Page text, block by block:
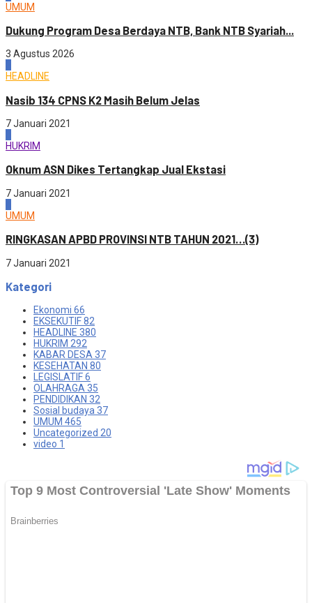
UMUM
Dukung Program Desa Berdaya NTB, Bank NTB Syariah...
3 Agustus 2026
HEADLINE
Nasib 134 CPNS K2 Masih Belum Jelas
7 Januari 2021
HUKRIM
Oknum ASN Dikes Tertangkap Jual Ekstasi
7 Januari 2021
UMUM
RINGKASAN APBD PROVINSI NTB TAHUN 2021…(3)
7 Januari 2021
Kategori
Ekonomi 66
EKSEKUTIF82
HEADLINE 380
HUKRIM 292
KABAR DESA37
KESEHATAN 80
LEGISLATIF6
OLAHRAGA35
PENDIDIKAN 32
Sosial budaya37
UMUM 465
Uncategorized 20
video 1